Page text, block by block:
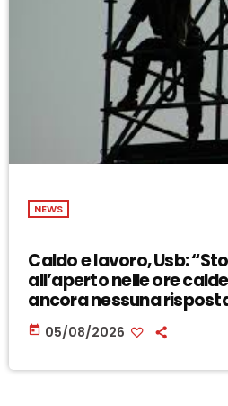
NEWS
Caldo e lavoro, Usb:
all’aperto nelle ore
ancora nessuna
today 05/08/2026